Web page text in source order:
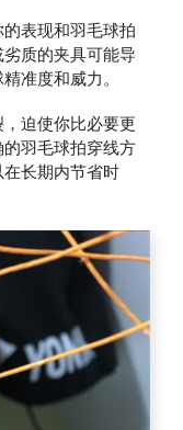
表现和羽毛球拍
质的夹具可能导
准度和威力。
迫使你比必要更
羽毛球拍穿线方
长期内节省时